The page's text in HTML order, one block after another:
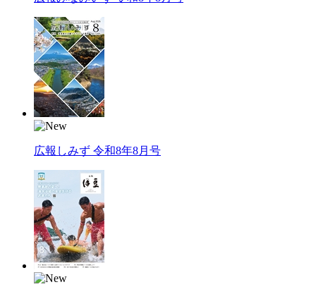
広報しみず 令和8年8月号